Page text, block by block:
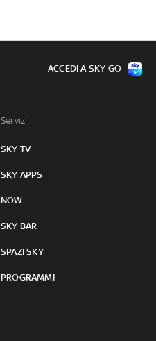
Servizi:
SKY TV
SKY APPS
NOW
SKY BAR
SPAZI SKY
PROGRAMMI
ACCEDI A SKY GO